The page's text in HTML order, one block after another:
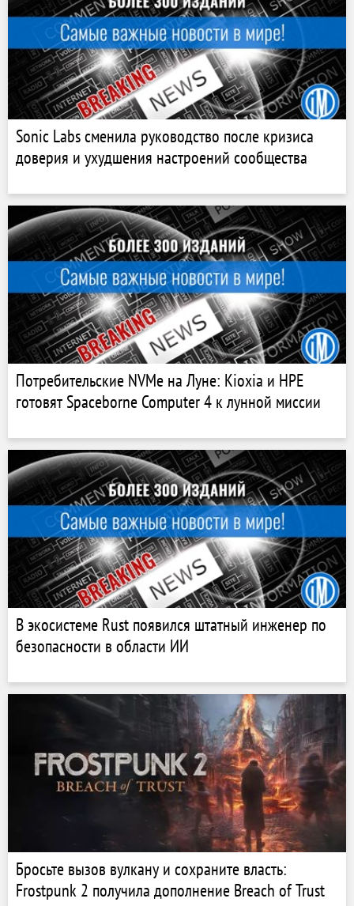
Sonic Labs сменила руководство после кризиса
доверия и ухудшения настроений сообщества
Потребительские NVMe на Луне: Kioxia и HPE
готовят Spaceborne Computer 4 к лунной миссии
В экосистеме Rust появился штатный инженер по
безопасности в области ИИ
Бросьте вызов вулкану и сохраните власть:
Frostpunk 2 получила дополнение Breach of Trust